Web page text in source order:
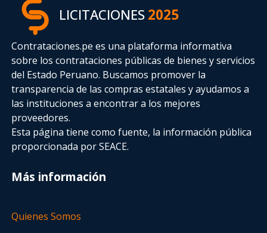
LICITACIONES2025
Contrataciones.pe es una plataforma informativa
sobre los contrataciones públicas de bienes y servicios
del Estado Peruano. Buscamos promover la
transparencia de las compras estatalesy ayudamos a
las instituciones a encontrar a los mejores
proveedores.
Esta página tiene como fuente, la información pública
proporcionada por SEACE.
Más información
Quienes Somos